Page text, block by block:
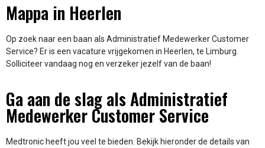
Mappa in Heerlen
Op zoek naar een baan als Administratief Medewerker Customer
Service? Er is een vacature vrijgekomen in Heerlen, te Limburg.
Solliciteer vandaag nog en verzeker jezelf van de baan!
Ga aan de slag als Administratief
Medewerker Customer Service
Medtronic heeft jou veel te bieden. Bekijk hieronder de details van